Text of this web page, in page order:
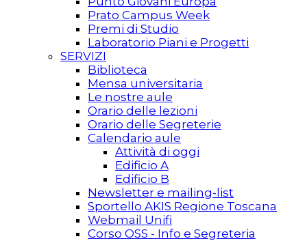
Prato Campus Week
Premi di Studio
Laboratorio Piani e Progetti
SERVIZI
Biblioteca
Mensa universitaria
Le nostre aule
Orario delle lezioni
Orario delle Segreterie
Calendario aule
Attività di oggi
Edificio A
Edificio B
Newsletter e mailing-list
Sportello AKIS Regione Toscana
Webmail Unifi
Corso OSS - Info e Segreteria